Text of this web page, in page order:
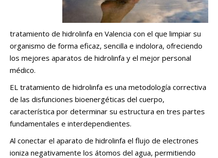
tratamiento de hidrolinfa en Valencia con el que limpiar su
organismo de forma eficaz, sencilla e indolora, ofreciendo
los mejores aparatos de hidrolinfa y el mejor personal
médico.
EL tratamiento de hidrolinfa es una metodología correctiva
de las disfunciones bioenergéticas del cuerpo,
característica por determinar su estructura en tres partes
fundamentales e interdependientes.
Al conectar el aparato de hidrolinfa el flujo de electrones
ioniza negativamente los átomos del agua, permitiendo